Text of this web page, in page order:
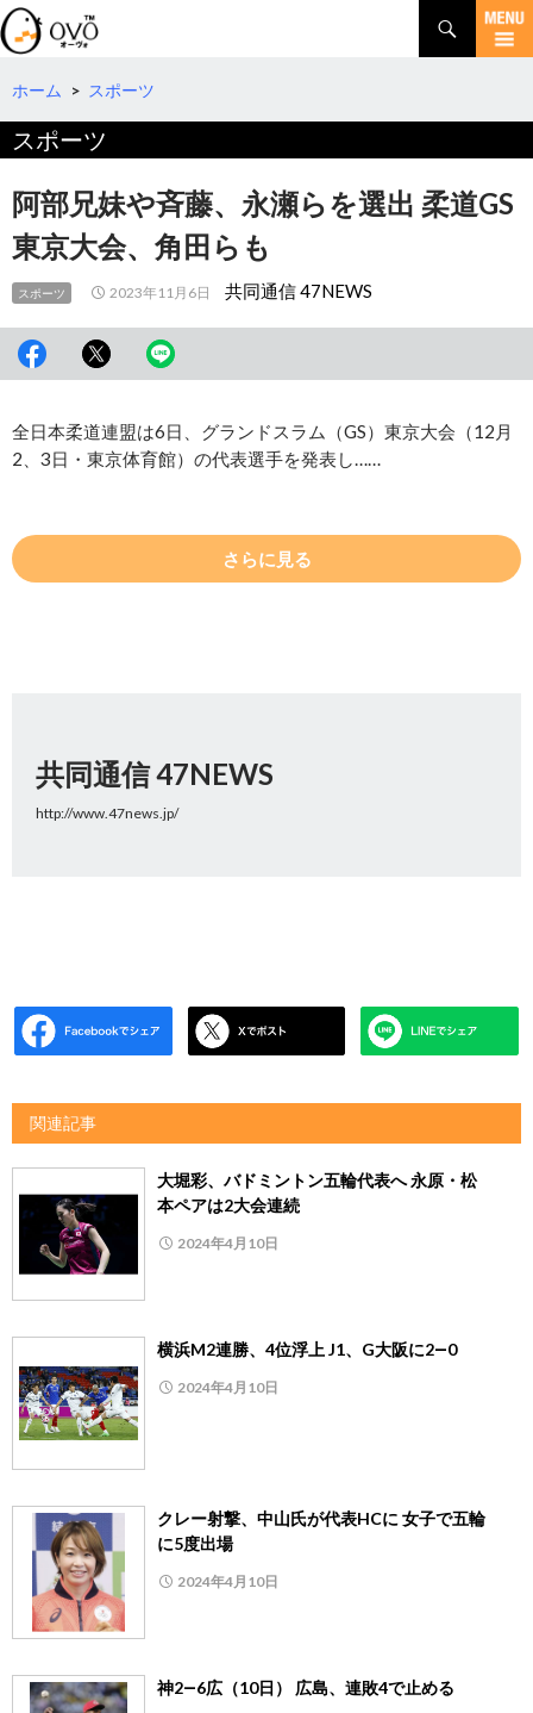
検
索
コ
テ
へ
移
動
ホーム > スポーツ
スポーツ
阿部兄妹や斉藤、永瀬らを選出 柔道GS
東京大会、角田らも
スポーツ 2023年11月6日 共同通信 47NEWS
全日本柔道連盟は6日、グランドスラム（GS）東京大会（12月
2、3日・東京体育館）の代表選手を発表し……
さらに見る
共同通信 47NEWS
http://www.47news.jp/
関連記事
大堀彩、バドミントン五輪代表へ 永原・松
本ペアは2大会連続
2024年4月10日
横浜M2連勝、4位浮上 J1、G大阪に2―0
2024年4月10日
クレー射撃、中山氏が代表HCに 女子で五輪
に5度出場
2024年4月10日
神2―6広（10日） 広島、連敗4で止める